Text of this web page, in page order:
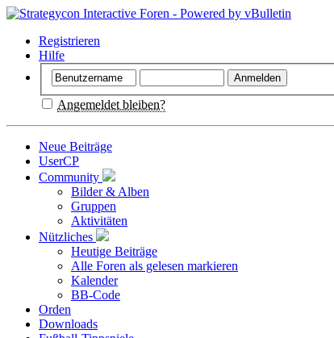
Registrieren
Hilfe
Angemeldet bleiben?
Neue Beiträge
UserCP
Community
Bilder & Alben
Gruppen
Aktivitäten
Nützliches
Heutige Beiträge
Alle Foren als gelesen markieren
Kalender
BB-Code
Orden
Downloads